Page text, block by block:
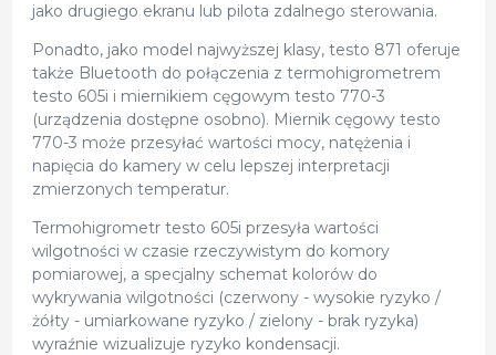
jako drugiego ekranu lub pilota zdalnego sterowania.
Ponadto, jako model najwyższej klasy, testo 871 oferuje
także Bluetooth do połączenia z termohigrometrem
testo 605i i miernikiem cęgowym testo 770-3
(urządzenia dostępne osobno). Miernik cęgowy testo
770-3 może przesyłać wartości mocy, natężenia i
napięcia do kamery w celu lepszej interpretacji
zmierzonych temperatur.
Termohigrometr testo 605i przesyła wartości
wilgotności w czasie rzeczywistym do komory
pomiarowej, a specjalny schemat kolorów do
wykrywania wilgotności (czerwony - wysokie ryzyko /
żółty - umiarkowane ryzyko / zielony - brak ryzyka)
wyraźnie wizualizuje ryzyko kondensacji.